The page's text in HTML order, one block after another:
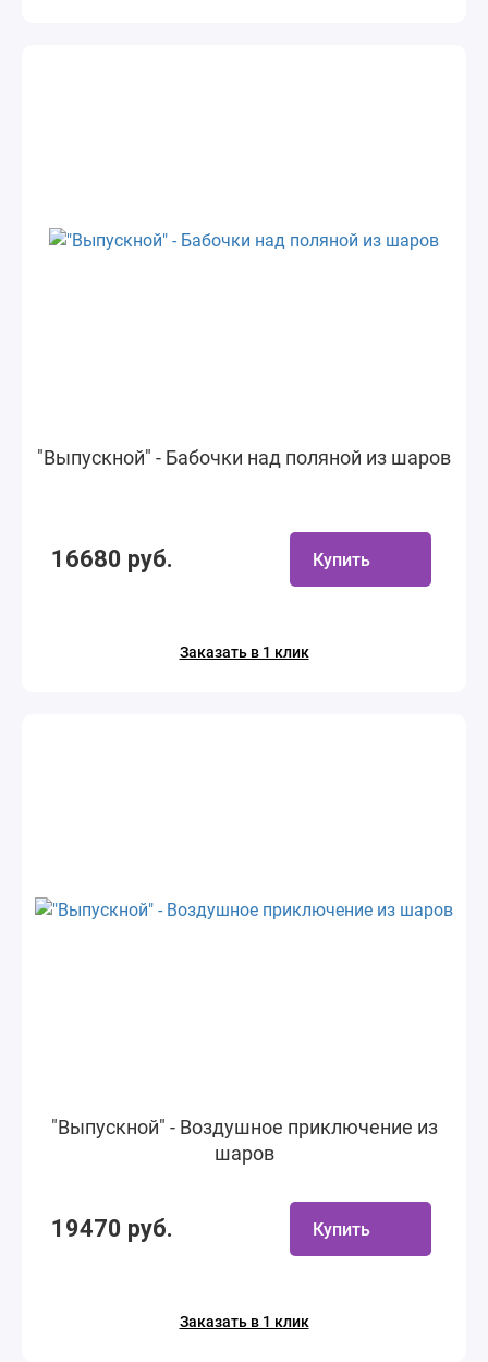
"Выпускной" - Бабочки над поляной из шаров
16680 руб. Купить
Заказать в 1 клик
"Выпускной" - Воздушное приключение из
шаров
19470 руб. Купить
Заказать в 1 клик